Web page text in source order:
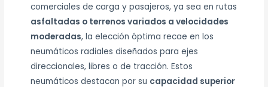
comerciales de carga y pasajeros, ya sea en rutas
asfaltadas o terrenos variados a velocidades
moderadas, la elección óptima recae en los
neumáticos radiales diseñados para ejes
direccionales, libres o de tracción. Estos
neumáticos destacan por su capacidad superior